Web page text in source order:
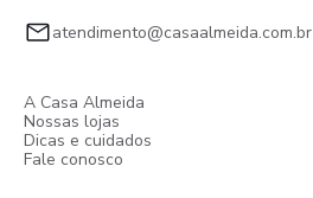
atendimento@casaalmeida.com.br
A Casa Almeida
Nossas lojas
Dicas e cuidados
Fale conosco